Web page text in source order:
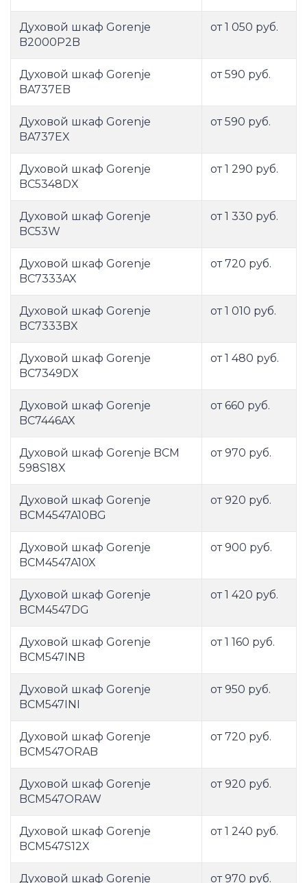
Духовой шкаф Gorenje
B2000P2B
от 1 050 руб.
Духовой шкаф Gorenje
BA737EB
от 590 руб.
Духовой шкаф Gorenje
BA737EX
от 590 руб.
Духовой шкаф Gorenje
BC5348DX
от 1 290 руб.
Духовой шкаф Gorenje
BC53W
от 1 330 руб.
Духовой шкаф Gorenje
BC7333AX
от 720 руб.
Духовой шкаф Gorenje
BC7333BX
от 1 010 руб.
Духовой шкаф Gorenje
BC7349DX
от 1 480 руб.
Духовой шкаф Gorenje
BC7446AX
от 660 руб.
Духовой шкаф Gorenje BCM
598S18X
от 970 руб.
Духовой шкаф Gorenje
BCM4547A10BG
от 920 руб.
Духовой шкаф Gorenje
BCM4547A10X
от 900 руб.
Духовой шкаф Gorenje
BCM4547DG
от 1 420 руб.
Духовой шкаф Gorenje
BCM547INB
от 1 160 руб.
Духовой шкаф Gorenje
BCM547INI
от 950 руб.
Духовой шкаф Gorenje
BCM547ORAB
от 720 руб.
Духовой шкаф Gorenje
BCM547ORAW
от 920 руб.
Духовой шкаф Gorenje
BCM547S12X
от 1 240 руб.
Духовой шкаф Gorenje
от 970 руб.